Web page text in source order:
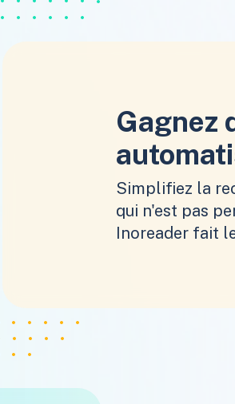
Gagnez
Simplifiez la
qui n'est pas
Inoreader fait